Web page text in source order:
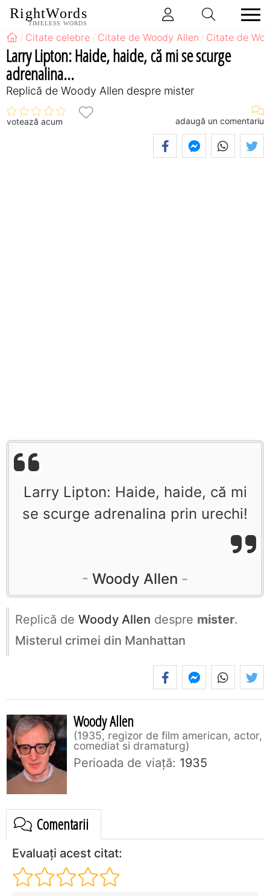
RightWords
TIMELESS WORDS
Citate celebre Citate de Woody Allen Citate de
Larry Lipton: Haide, haide, că mi se scurge
adrenalina...
Replică de Woody Allen despre mister
votează acum adaugă un comentariu
Larry Lipton: Haide, haide, că mi
se scurge adrenalina prin urechi!
Woody Allen
Replică de Woody Allen despre mister.
Misterul crimei din Manhattan
Woody Allen
1935, regizor de film american, actor,
comediat si dramaturg
Perioada de viaţă: 1935
Comentarii
Evaluați acest citat: